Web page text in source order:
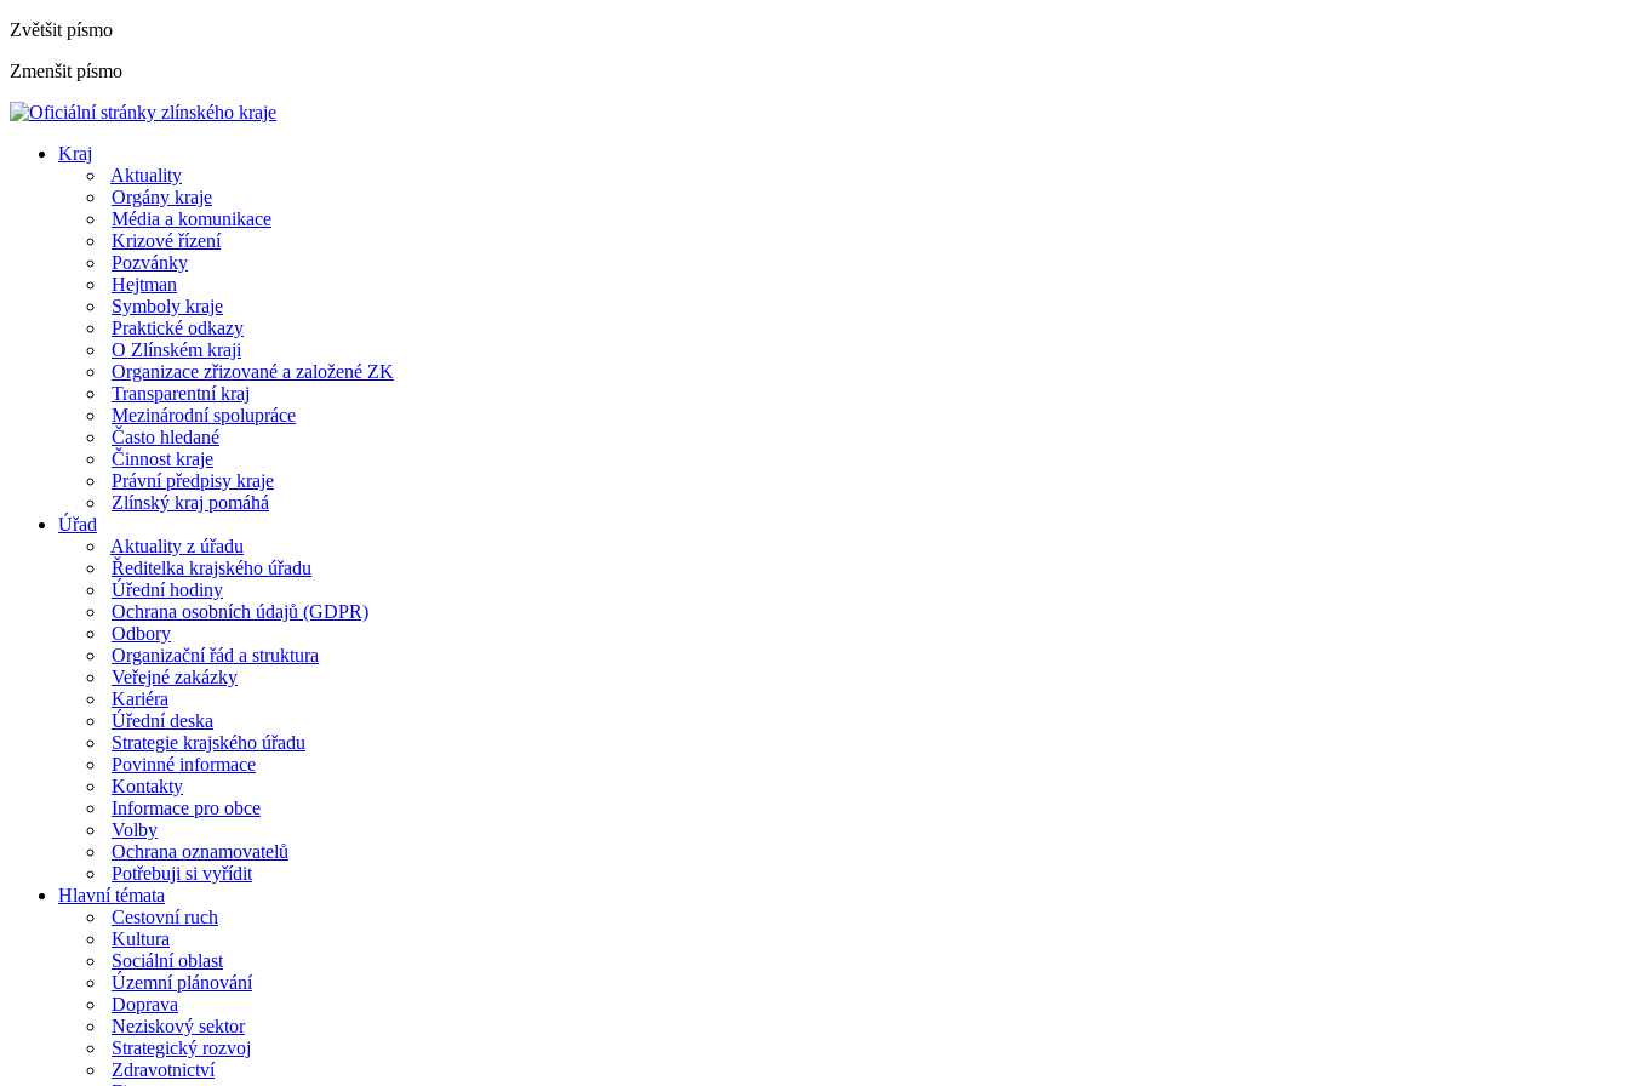
Zvětšit písmo
Zmenšit písmo
Kraj
Aktuality
Orgány kraje
Média a komunikace
Krizové řízení
Pozvánky
Hejtman
Symboly kraje
Praktické odkazy
O Zlínském kraji
Organizace zřizované a založené ZK
Transparentní kraj
Mezinárodní spolupráce
Často hledané
Činnost kraje
Právní předpisy kraje
Zlínský kraj pomáhá
Úřad
Aktuality z úřadu
Ředitelka krajského úřadu
Úřední hodiny
Ochrana osobních údajů (GDPR)
Odbory
Organizační řád a struktura
Veřejné zakázky
Kariéra
Úřední deska
Strategie krajského úřadu
Povinné informace
Kontakty
Informace pro obce
Volby
Ochrana oznamovatelů
Potřebuji si vyřídit
Hlavní témata
Cestovní ruch
Kultura
Sociální oblast
Územní plánování
Doprava
Neziskový sektor
Strategický rozvoj
Zdravotnictví